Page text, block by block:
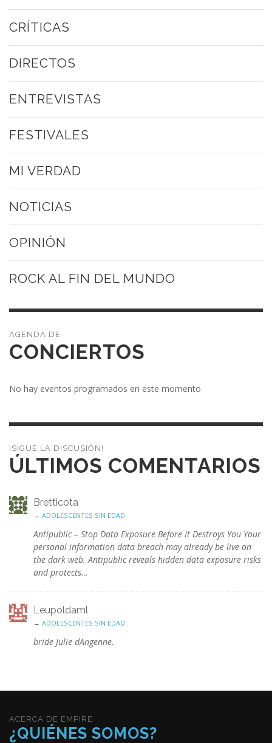
CRÍTICAS
DIRECTOS
ENTREVISTAS
FESTIVALES
MI VERDAD
NOTICIAS
OPINIÓN
ROCK AL FIN DEL MUNDO
CONCIERTOS
No hay eventos programados en este momento
¡SIGUE LA DISCUSIÓN!
ÚLTIMOS COMENTARIOS
Bretticota
→ ADOLESCENTES SIN EDAD
Antipublic – Stop Data Exposure Before It Destroys You Your
personal information data breach may already be live on
the dark web. Antipublic reveals hidden data exposure risks
and protects…
Leupoldaml
→ ADOLESCENTES SIN EDAD
bride Julie dAngenne.
ACERCA DE EMPIRE
¿QUIÉNES SOMOS?